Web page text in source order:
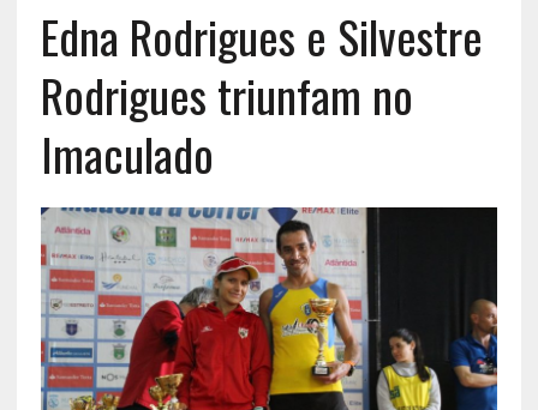
Edna Rodrigues e Silvestre
Rodrigues triunfam no
Imaculado